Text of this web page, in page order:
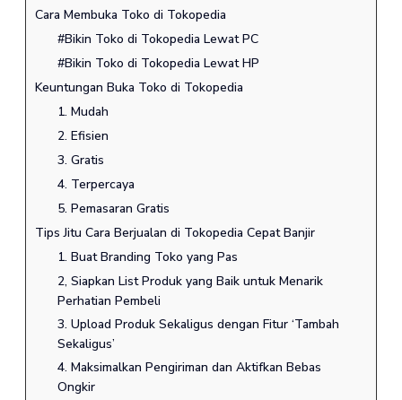
Cara Membuka Toko di Tokopedia
#Bikin Toko di Tokopedia Lewat PC
#Bikin Toko di Tokopedia Lewat HP
Keuntungan Buka Toko di Tokopedia
1. Mudah
2. Efisien
3. Gratis
4. Terpercaya
5. Pemasaran Gratis
Tips Jitu Cara Berjualan di Tokopedia Cepat Banjir
1. Buat Branding Toko yang Pas
2, Siapkan List Produk yang Baik untuk Menarik
Perhatian Pembeli
3. Upload Produk Sekaligus dengan Fitur ‘Tambah
Sekaligus’
4. Maksimalkan Pengiriman dan Aktifkan Bebas
Ongkir